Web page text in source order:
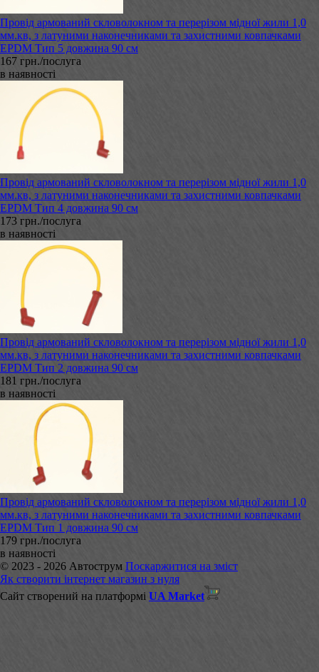
Провід армований скловолокном та перерізом мідної жили 1,0
мм.кв, з латуними наконечниками та захистними ковпачками
EPDM Тип 5 довжина 90 см
167 грн./послуга
в наявності
Провід армований скловолокном та перерізом мідної жили 1,0
мм.кв, з латуними наконечниками та захистними ковпачками
EPDM Тип 4 довжина 90 см
173 грн./послуга
в наявності
Провід армований скловолокном та перерізом мідної жили 1,0
мм.кв, з латуними наконечниками та захистними ковпачками
EPDM Тип 2 довжина 90 см
181 грн./послуга
в наявності
Провід армований скловолокном та перерізом мідної жили 1,0
мм.кв, з латуними наконечниками та захистними ковпачками
EPDM Тип 1 довжина 90 см
179 грн./послуга
в наявності
© 2023 - 2026 Автострум Поскаржитися на зміст
Як створити інтернет магазин з нуля
Сайт створений на платформі UA Market